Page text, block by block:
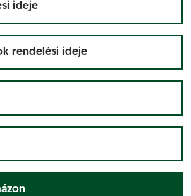
ideje
rendelési ideje